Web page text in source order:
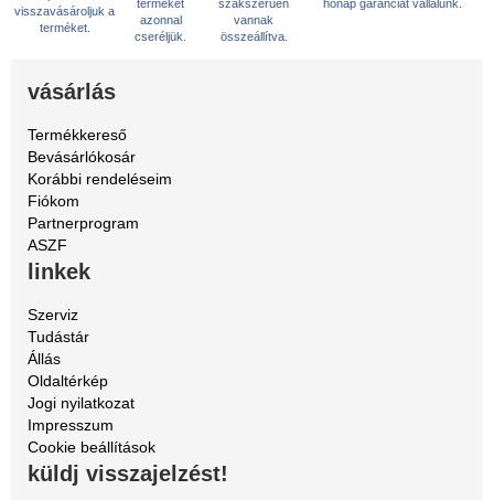
visszavásároljuk a
terméket.
terméket
azonnal
cseréljük.
szakszerűen
vannak
összeállítva.
hónap garanciát vállalunk.
vásárlás
Termékkereső
Bevásárlókosár
Korábbi rendeléseim
Fiókom
Partnerprogram
ASZF
linkek
Szerviz
Tudástár
Állás
Oldaltérkép
Jogi nyilatkozat
Impresszum
Cookie beállítások
küldj visszajelzést!